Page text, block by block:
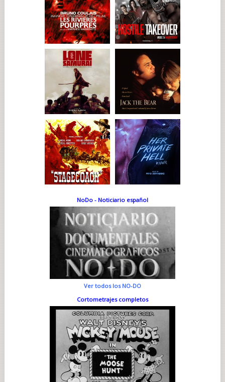
NoDo - Noticiario español
Ver todos los NO-DO
Cortometrajes completos